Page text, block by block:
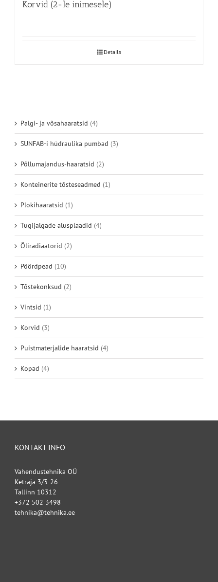
Korvid (2-le inimesele)
Details
Palgi- ja võsahaaratsid (4)
SUNFAB-i hüdraulika pumbad (3)
Põllumajandus-haaratsid (2)
Konteinerite tõsteseadmed (1)
Plokihaaratsid (1)
Tugijalgade alusplaadid (4)
Õliradiaatorid (2)
Pöördpead (10)
Tõstekonksud (2)
Vintsid (1)
Korvid (3)
Puistmaterjalide haaratsid (4)
Kopad (4)
KONTAKT INFO
Vahendustehnika OÜ
Ketraja 3/3-26
Tallinn 10312
+372 502 3498
tehnika@tehnika.ee